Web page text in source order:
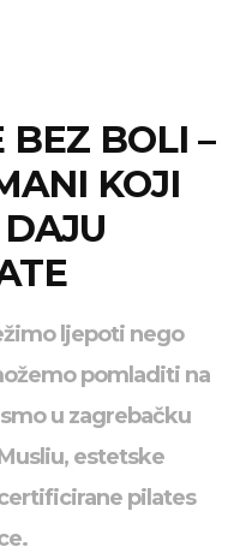
BOLI –
KOJI
ljepoti nego
pomladiti na
u zagrebačku
estetske
pilates